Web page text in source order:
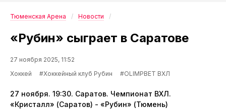
Тюменская Арена Новости
«Рубин» сыграет в Саратове
27 ноября 2025, 11:52
Хоккей
#Хоккейный клуб Рубин #OLIMPBET ВХЛ
27 ноября. 19:30. Саратов. Чемпионат ВХЛ.
«Кристалл» (Саратов) - «Рубин» (Тюмень)